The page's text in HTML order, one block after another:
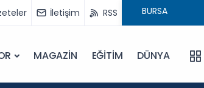
İletişim RSS
MAGAZİN EĞİTİM DÜNYA